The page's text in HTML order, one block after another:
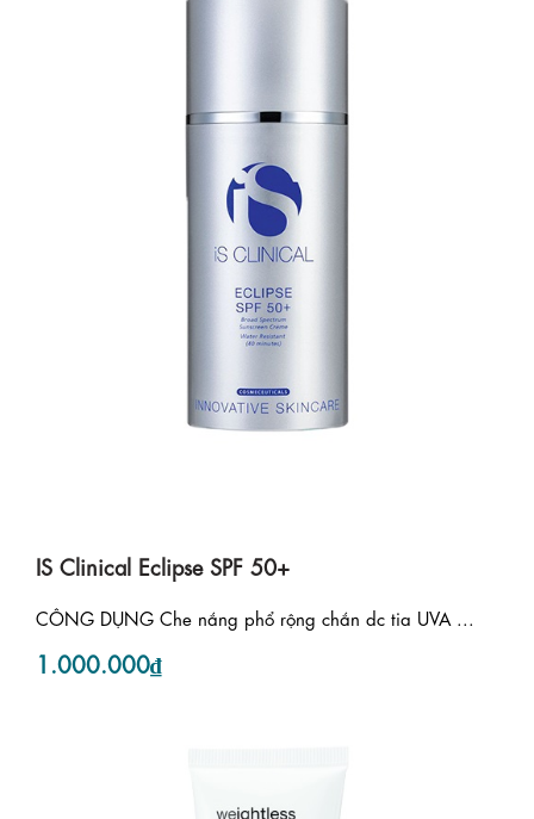
IS Clinical Eclipse SPF 50+
CÔNG DỤNG Che nắng phổ rộng chắn dc tia UVA ...
1.000.000₫